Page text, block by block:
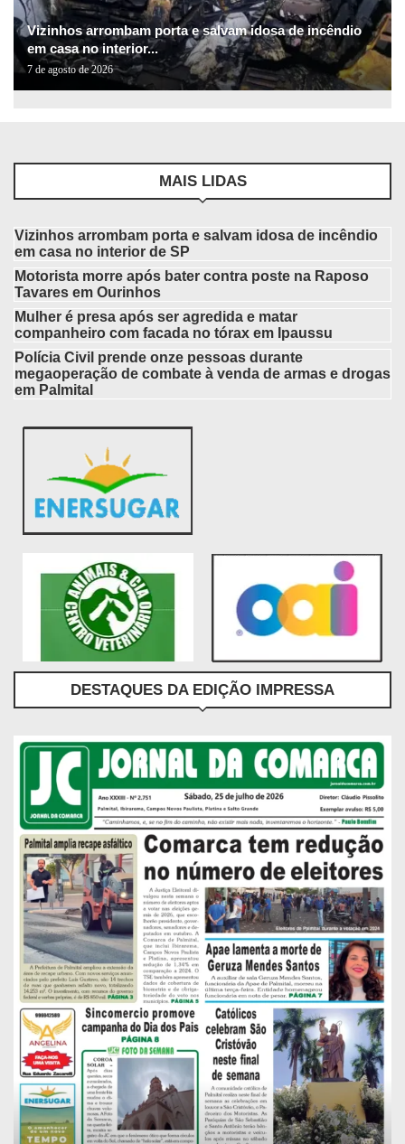
Vizinhos arrombam porta e salvam idosa de incêndio
em casa no interior...
7 de agosto de 2026
MAIS LIDAS
Vizinhos arrombam porta e salvam idosa de incêndio
em casa no interior de SP
Motorista morre após bater contra poste na Raposo
Tavares em Ourinhos
Mulher é presa após ser agredida e matar
companheiro com facada no tórax em Ipaussu
Polícia Civil prende onze pessoas durante
megaoperação de combate à venda de armas e drogas
em Palmital
DESTAQUES DA EDIÇÃO IMPRESSA